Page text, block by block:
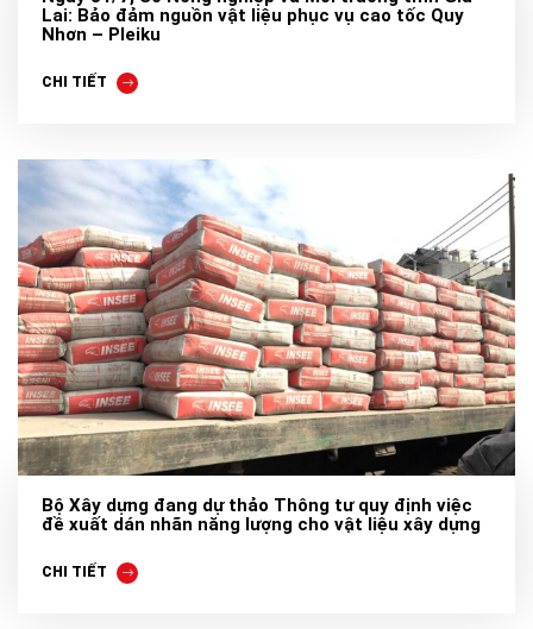
Lai: Bảo đảm nguồn vật liệu phục vụ cao tốc Quy
Nhơn – Pleiku
CHI TIẾT
Bộ Xây dựng đang dự thảo Thông tư quy định việc
đề xuất dán nhãn năng lượng cho vật liệu xây dựng
CHI TIẾT